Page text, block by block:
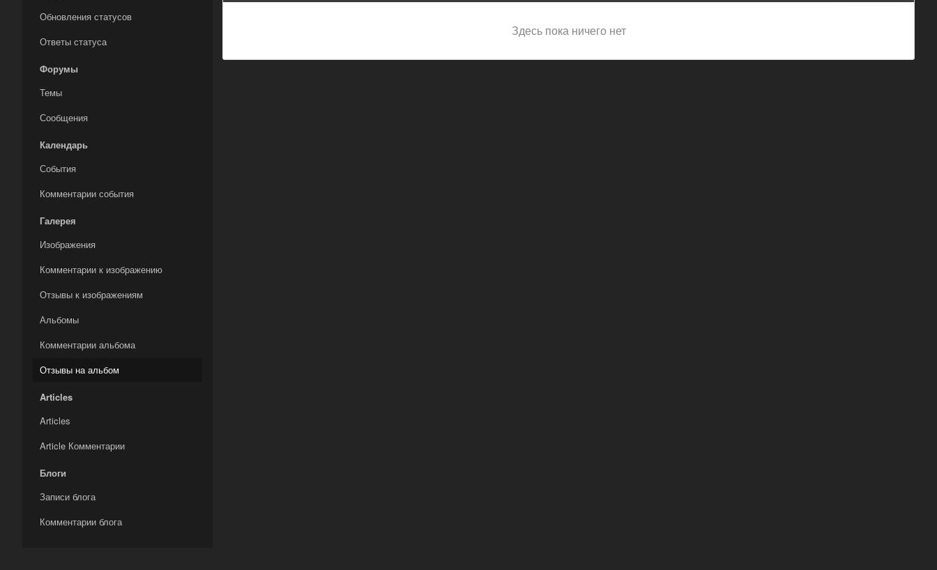
Обновления статусов
Ответы статуса
Форумы
Темы
Сообщения
Календарь
События
Комментарии события
Галерея
Изображения
Комментарии к изображению
Отзывы к изображениям
Альбомы
Комментарии альбома
Отзывы на альбом
Articles
Articles
Article Комментарии
Блоги
Записи блога
Комментарии блога
Здесь пока ничего нет